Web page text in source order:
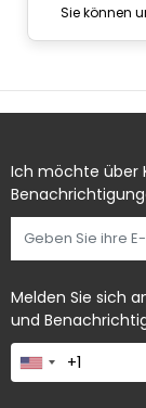
Sie können
Ich möchte über
Melden Sie sich
und